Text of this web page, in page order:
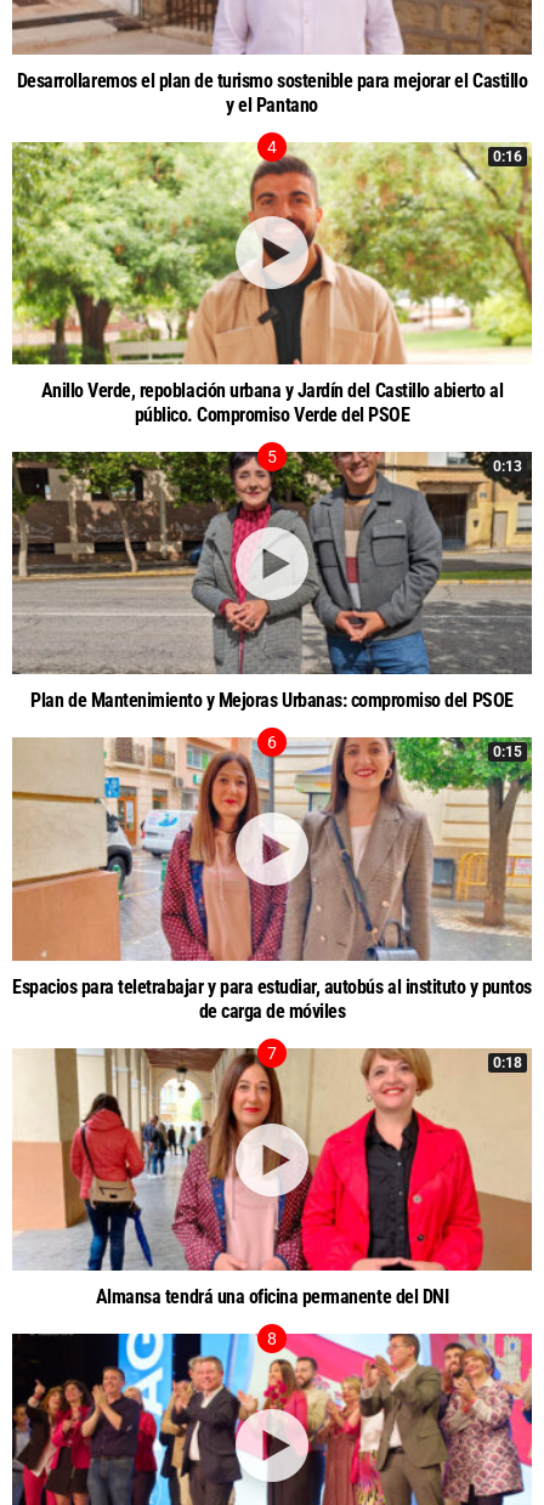
Desarrollaremos el plan de turismo sostenible para mejorar el Castillo
y el Pantano
0:16
Anillo Verde, repoblación urbana y Jardín del Castillo abierto al
público. Compromiso Verde del PSOE
0:13
Plan de Mantenimiento y Mejoras Urbanas: compromiso del PSOE
0:15
Espacios para teletrabajar y para estudiar, autobús al instituto y puntos
de carga de móviles
0:18
Almansa tendrá una oficina permanente del DNI